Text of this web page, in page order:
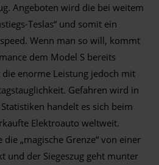
Angeboten wird die bei weitem
Teslas“ und somit ein
Wenn man so will, kommt
dem Model S bereits
enorme Leistung jedoch mit
Gefahren wird in
handelt es sich beim
Elektroauto weltweit.
„magische Grenze“ von einer
und der Siegeszug geht munter